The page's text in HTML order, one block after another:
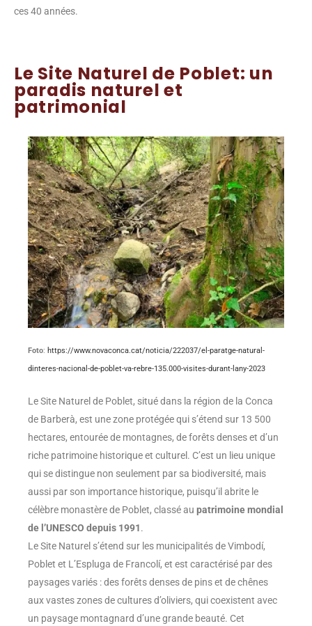
ces 40 années.
Le Site Naturel de Poblet: un
paradis naturel et
patrimonial
Foto: https://www.novaconca.cat/noticia/222037/el-paratge-natural-
dinteres-nacional-de-poblet-va-rebre-135.000-visites-durant-lany-2023
Le Site Naturel de Poblet, situé dans la région de la Conca
de Barberà, est une zone protégée qui s’étend sur 13 500
hectares, entourée de montagnes, de forêts denses et d’un
riche patrimoine historique et culturel. C’est un lieu unique
qui se distingue non seulement par sa biodiversité, mais
aussi par son importance historique, puisqu’il abrite le
célèbre monastère de Poblet, classé au patrimoine mondial
de l’UNESCO depuis 1991.
Le Site Naturel s’étend sur les municipalités de Vimbodí,
Poblet et L’Espluga de Francolí, et est caractérisé par des
paysages variés : des forêts denses de pins et de chênes
aux vastes zones de cultures d’oliviers, qui coexistent avec
un paysage montagnard d’une grande beauté. Cet